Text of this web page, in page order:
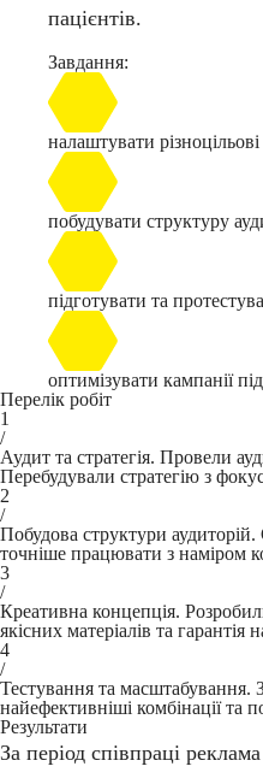
пацієнтів.
Завдання:
налаштувати
побудувати структуру
підготувати та
оптимізувати кампанії
Перелік робіт
1
/
Аудит та стратегія. Провели
Перебудували стратегію з
2
/
Побудова структури
точніше працювати з наміром
3
/
Креативна концепція.
якісних матеріалів та гарантія
4
/
Тестування та масштабування.
найефективніші комбінації
Результати
За період співпраці